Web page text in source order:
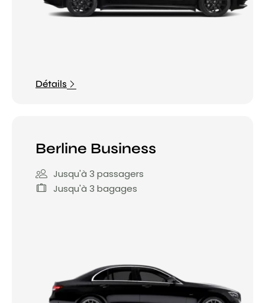
Détails
Berline Business
Jusqu'à 3 passagers
Jusqu'à 3 bagages